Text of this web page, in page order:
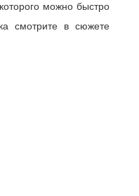
можно быстро
смотрите в сюжете